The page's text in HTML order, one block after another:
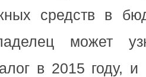
средств в
может
в 2015 году, и